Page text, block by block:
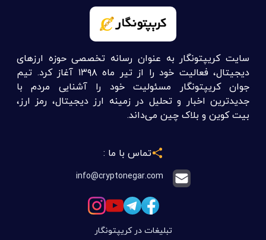
سایت کریپتونگار به عنوان رسانه تخصصی حوزه ارزهای
دیجیتال، فعالیت خود را از تیر ماه ۱۳۹۸ آغاز کرد. تیم
جوان کریپتونگار مسئولیت خود را آشنایی مردم با
جدیدترین اخبار و تحلیل در زمینه ارز دیجیتال، رمز ارز،
بیت کوین و بلاک چین می‌داند.
تماس با ما :
info@cryptonegar.com
تبلیغات در کریپتونگار